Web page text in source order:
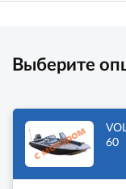
Выберите
60